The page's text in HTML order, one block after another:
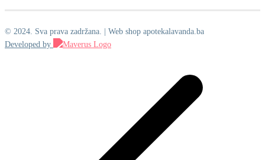
© 2024. Sva prava zadržana. | Web shop apotekalavanda.ba
Developed by